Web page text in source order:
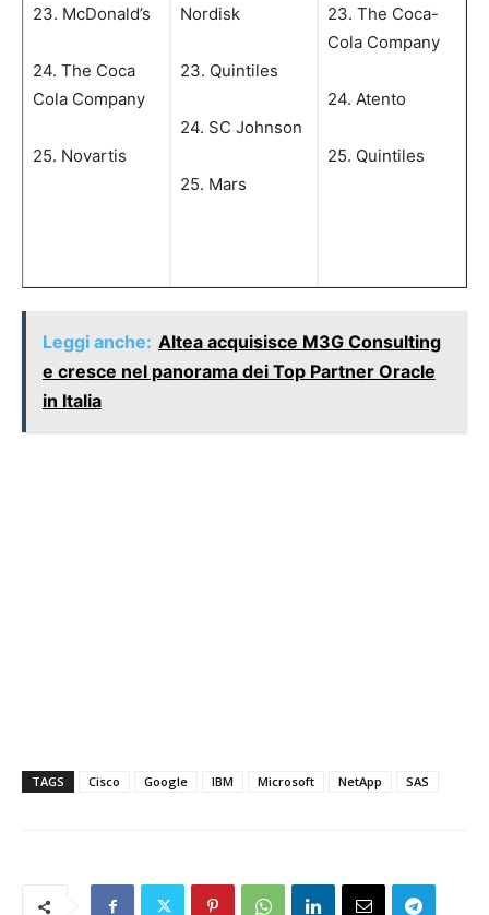
23. McDonald’s
24. The Coca
Cola Company
25. Novartis
Nordisk
23. Quintiles
24. SC Johnson
25. Mars
23. The Coca-
Cola Company
24. Atento
25. Quintiles
Leggi anche: Altea acquisisce M3G Consulting
e cresce nel panorama dei Top Partner Oracle
in Italia
TAGS Cisco Google IBM Microsoft NetApp SAS